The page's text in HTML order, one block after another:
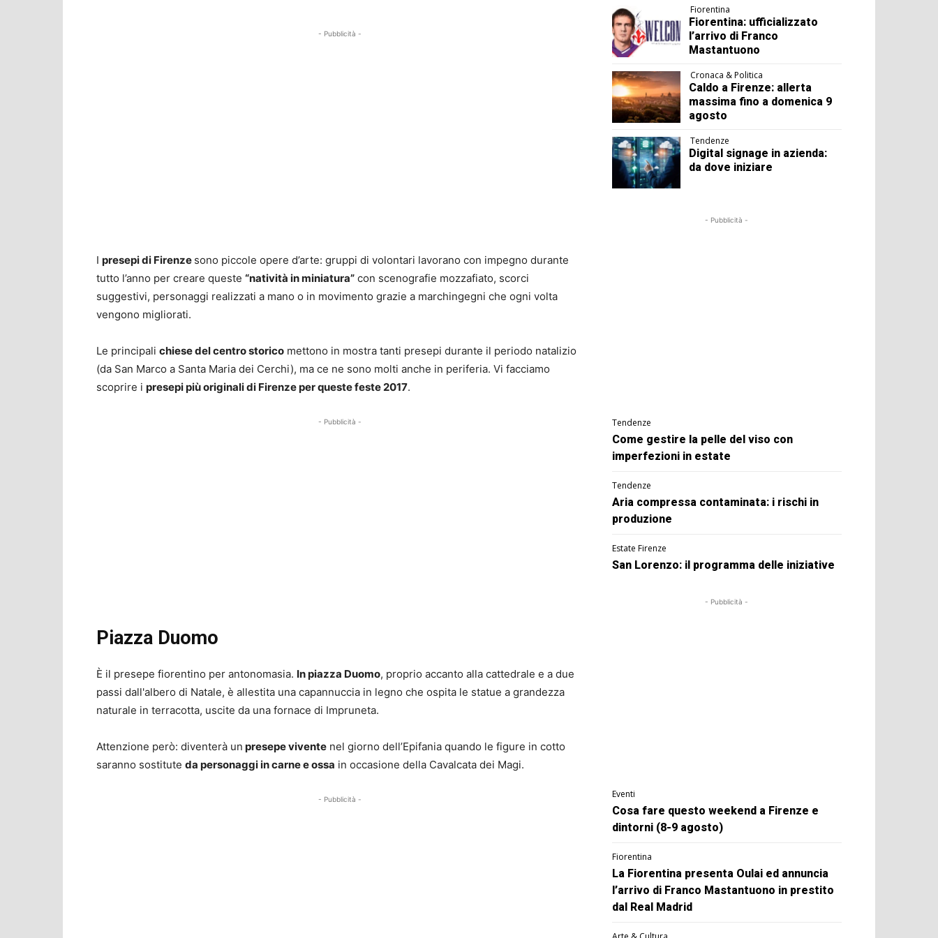
- Pubblicità -
I presepi di Firenze sono piccole opere d’arte: gruppi di volontari lavorano con impegno durante
tutto l’anno per creare queste “natività in miniatura” con scenografie mozzafiato, scorci
suggestivi, personaggi realizzati a mano o in movimento grazie a marchingegni che ogni volta
vengono migliorati.
Le principali chiese del centro storico mettono in mostra tanti presepi durante il periodo natalizio
(da San Marco a Santa Maria dei Cerchi), ma ce ne sono molti anche in periferia. Vi facciamo
scoprire i presepi più originali di Firenze per queste feste 2017.
- Pubblicità -
Piazza Duomo
È il presepe fiorentino per antonomasia. In piazza Duomo, proprio accanto alla cattedrale e a due
passi dall'albero di Natale, è allestita una capannuccia in legno che ospita le statue a grandezza
naturale in terracotta, uscite da una fornace di Impruneta.
Attenzione però: diventerà un presepe vivente nel giorno dell’Epifania quando le figure in cotto
saranno sostitute da personaggi in carne e ossa in occasione della Cavalcata dei Magi.
- Pubblicità -
Fiorentina
Fiorentina: ufficializzato
l’arrivo di Franco
Mastantuono
Cronaca & Politica
Caldo a Firenze: allerta
massima fino a domenica 9
agosto
Tendenze
Digital signage in azienda:
da dove iniziare
- Pubblicità -
Tendenze
Come gestire la pelle del viso con
imperfezioni in estate
Tendenze
Aria compressa contaminata: i rischi in
produzione
Estate Firenze
San Lorenzo: il programma delle iniziative
- Pubblicità -
Eventi
Cosa fare questo weekend a Firenze e
dintorni (8-9 agosto)
Fiorentina
La Fiorentina presenta Oulai ed annuncia
l’arrivo di Franco Mastantuono in prestito
dal Real Madrid